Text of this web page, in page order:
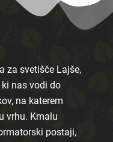
za svetišče Lajše,
nas vodi do
na katerem
vrhu. Kmalu
postaji,